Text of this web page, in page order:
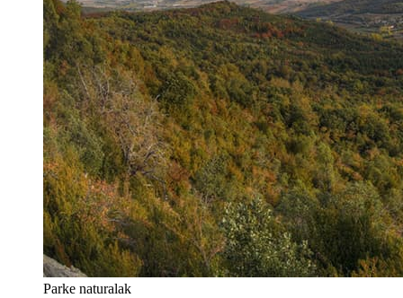
Parke naturalak